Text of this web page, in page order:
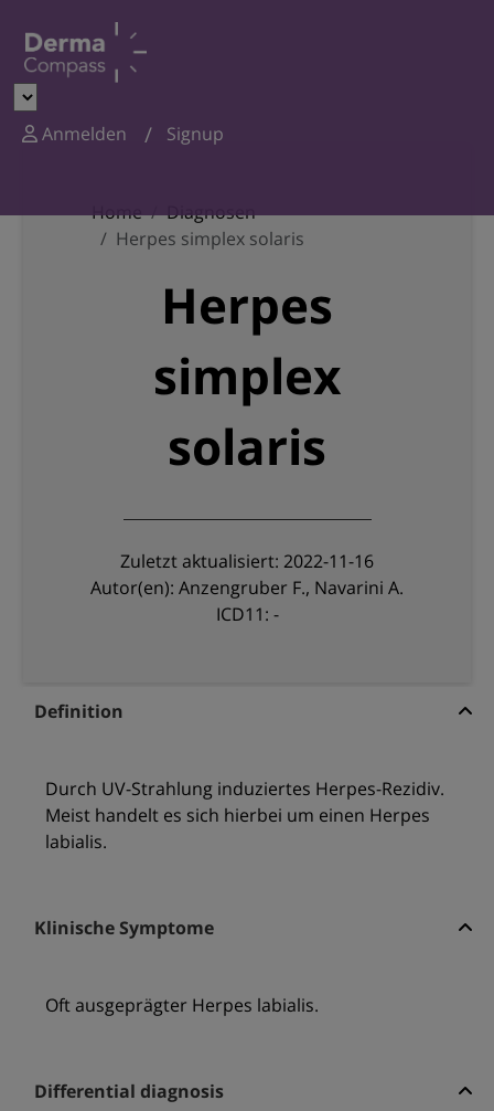
Anmelden Signup
Home
Diagnosen
Herpes simplex solaris
Herpes
simplex
solaris
Zuletzt aktualisiert: 2022-11-16
Autor(en): Anzengruber F., Navarini A.
ICD11: -
Definition
Durch UV-Strahlung induziertes Herpes-Rezidiv.
Meist handelt es sich hierbei um einen Herpes
labialis.
Klinische Symptome
Oft ausgeprägter Herpes labialis.
Differential diagnosis